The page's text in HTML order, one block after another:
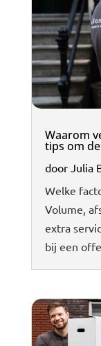
Waarom
tips om
door Julia
Welke
Volume,
extra
bij een